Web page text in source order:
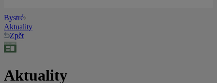
Bystré
Aktuality
Zpět
Aktuality